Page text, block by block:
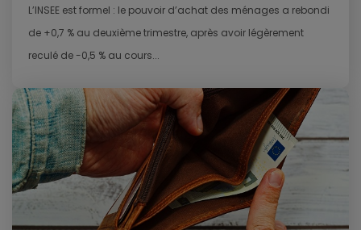
L’INSEE est formel : le pouvoir d’achat des ménages a rebondi
de +0,7 % au deuxième trimestre, après avoir légèrement
reculé de -0,5 % au cours...